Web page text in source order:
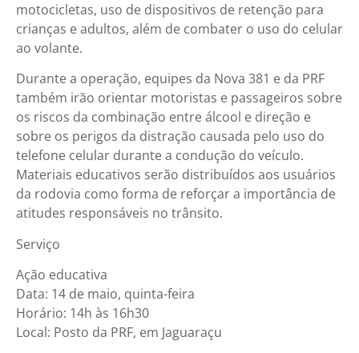
motocicletas, uso de dispositivos de retenção para
crianças e adultos, além de combater o uso do celular
ao volante.
Durante a operação, equipes da Nova 381 e da PRF
também irão orientar motoristas e passageiros sobre
os riscos da combinação entre álcool e direção e
sobre os perigos da distração causada pelo uso do
telefone celular durante a condução do veículo.
Materiais educativos serão distribuídos aos usuários
da rodovia como forma de reforçar a importância de
atitudes responsáveis no trânsito.
Serviço
Ação educativa
Data: 14 de maio, quinta-feira
Horário: 14h às 16h30
Local: Posto da PRF, em Jaguaraçu